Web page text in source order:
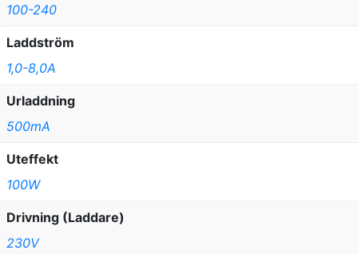
100-240
Laddström
1,0-8,0A
Urladdning
500mA
Uteffekt
100W
Drivning (Laddare)
230V